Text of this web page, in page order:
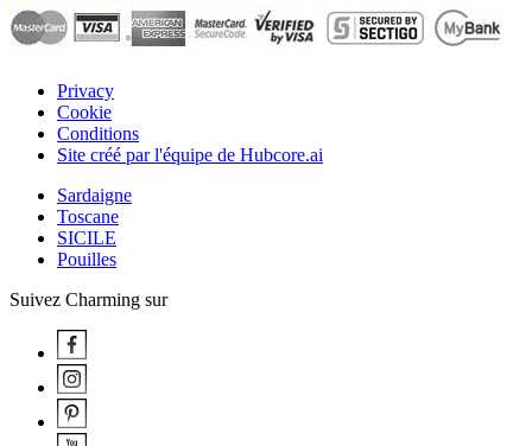
Privacy
Cookie
Conditions
Site créé par l'équipe de Hubcore.ai
Sardaigne
Toscane
SICILE
Pouilles
Suivez Charming sur